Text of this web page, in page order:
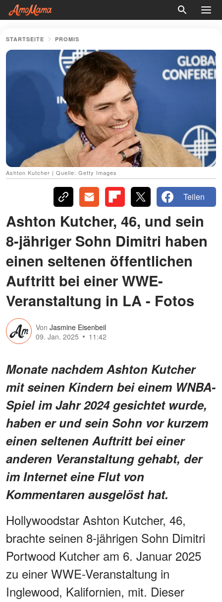
STARTSEITE PROMIS
Ashton Kutcher | Quelle: Getty Images
Teilen
Ashton Kutcher, 46, und sein
8-jähriger Sohn Dimitri haben
einen seltenen öffentlichen
Auftritt bei einer WWE-
Veranstaltung in LA - Fotos
Von Jasmine Eisenbeil
09. Jan. 2025
11:42
Monate nachdem Ashton Kutcher
mit seinen Kindern bei einem WNBA-
Spiel im Jahr 2024 gesichtet wurde,
haben er und sein Sohn vor kurzem
einen seltenen Auftritt bei einer
anderen Veranstaltung gehabt, der
im Internet eine Flut von
Kommentaren ausgelöst hat.
Hollywoodstar Ashton Kutcher, 46,
brachte seinen 8-jährigen Sohn Dimitri
Portwood Kutcher am 6. Januar 2025
zu einer WWE-Veranstaltung in
Inglewood, Kalifornien, mit. Dieser